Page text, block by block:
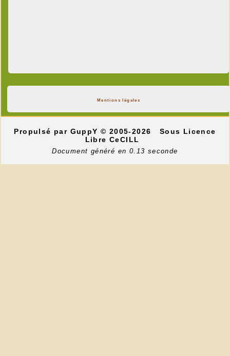
Mentions légales
Propulsé par GuppY© 2005-2026
Sous Licence
Libre CeCILL
Document généré en 0.13 seconde